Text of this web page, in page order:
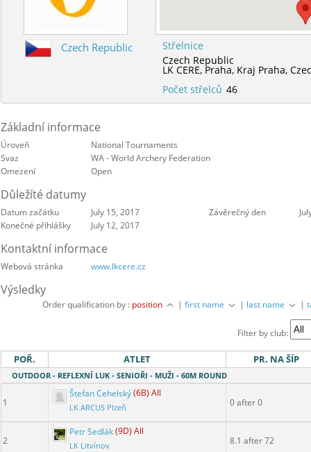
Czech Republic
Střelnice
Czech Republic
LK CERE, Praha, Kraj Praha,
Počet střelců 46
Základní informace
Úroveň
National Tournaments
Svaz
WA - World Archery Federation
Omezení
Open
Důležíté datumy
Datum začátku July 15, 2017 Závěrečný den
Konečné přihlášky
July 12, 2017
Kontaktní informace
Webová stránka www.lkcere.cz
Výsledky
Order qualification by : position |first name | last name |
Filter by club:
POŘ. ATLET PR. NA ŠÍP
OUTDOOR - REFLEXNÍ LUK - SENIOŘI - MUŽI - 60M ROUND
1
Štefan Cehelský(6B) All
LK ARCUS Plzeň 0 after 0
2
Petr Sedlák(9D) All
LK Litvínov 8.1 after 72